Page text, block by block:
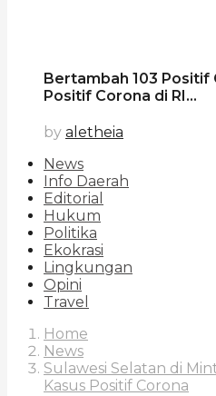
Bertambah 103 Positif
Positif Corona di RI...
by aletheia
News
Info Daerah
Editorial
Hukum
Politika
Ekokrasi
Lingkungan
Opini
Travel
Home
News
Sulawesi Selatan di
Kasus Positif Corona